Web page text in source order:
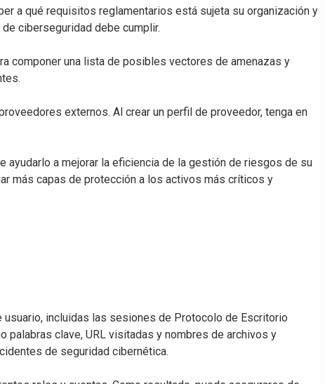
a qué requisitos reglamentarios está sujeta su organización y
ciberseguridad debe cumplir.
componer una lista de posibles vectores de amenazas y
externos. Al crear un perfil de proveedor, tenga en
ayudarlo a mejorar la eficiencia de la gestión de riesgos de su
más capas de protección a los activos más críticos y
incluidas las sesiones de Protocolo de Escritorio
palabras clave, URL visitadas y nombres de archivos y
de seguridad cibernética.